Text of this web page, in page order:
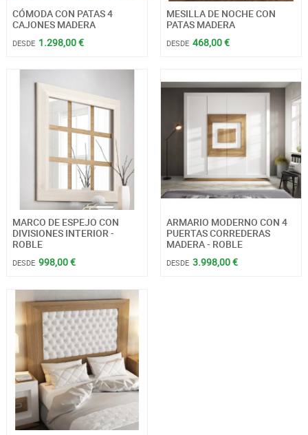
CÓMODA CON PATAS 4
CAJONES MADERA
DESDE 1.298,00 €
MESILLA DE NOCHE CON
PATAS MADERA
DESDE 468,00 €
MARCO DE ESPEJO CON
DIVISIONES INTERIOR -
ROBLE
DESDE 998,00 €
ARMARIO MODERNO CON 4
PUERTAS CORREDERAS
MADERA - ROBLE
DESDE 3.998,00 €